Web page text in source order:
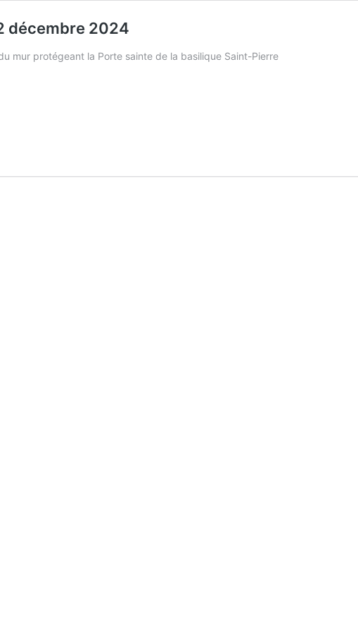
décembre 2024
mur protégeant la Porte sainte de la basilique Saint-Pierre